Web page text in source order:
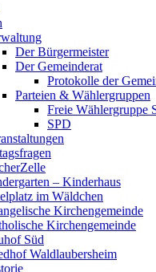
Der Bürgermeister
Der Gemeinderat
Protokolle der
Parteien & Wählergruppen
Freie Wählergruppe
SPD
– Kinderhaus
im Wäldchen
Kirchengemeinde
Kirchengemeinde
Süd
Waldlaubersheim